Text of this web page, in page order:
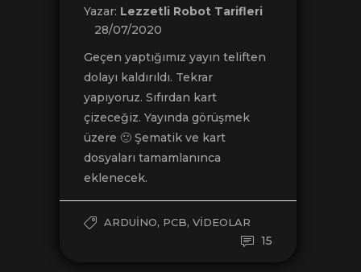
Yazar: Lezzetli Robot Tarifleri
28/07/2020
Geçen yaptığımız yayın teliften
dolayı kaldırıldı. Tekrar
yapıyoruz. Sıfırdan kart
çizeceğiz. Yayında görüşmek
üzere 🙂 Şematik ve kart
dosyaları tamamlanınca
eklenecek.
ARDUINO, PCB, VIDEOLAR
15